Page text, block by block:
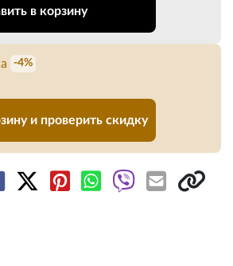
в корзину
-4%
и проверить скидку